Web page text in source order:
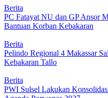
Berita
PC Fatayat NU dan GP Ansor
Bantuan Korban Kebakaran
Berita
Pelindo Regional 4 Makassar
Kebakaran Tallo
Berita
PWI Sulsel Lakukan